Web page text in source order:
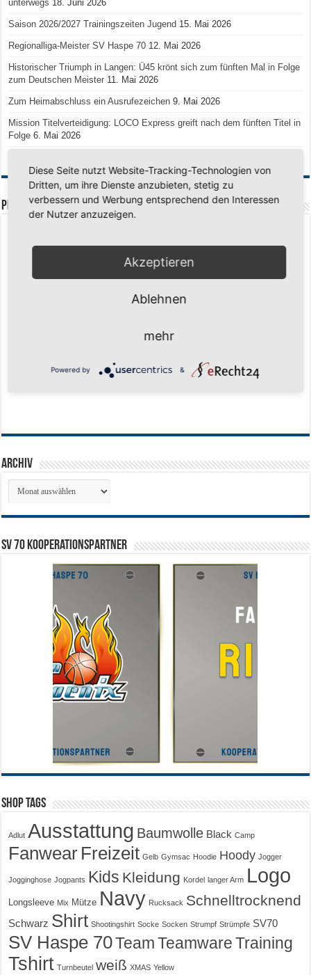
unterwegs 18. Juni 2026
Saison 2026/2027 Trainingszeiten Jugend 15. Mai 2026
Regionalliga-Meister SV Haspe 70 12. Mai 2026
Historischer Triumph in Langen: Ü45 krönt sich zum fünften Mal in Folge
zum Deutschen Meister 11. Mai 2026
Zum Heimabschluss ein Ausrufezeichen 9. Mai 2026
Mission Titelverteidigung: LOCO Express greift nach dem fünften Titel in
Folge 6. Mai 2026
PREMIUMPARTNER
Archiv
Archiv
SV 70 Kooperationspartner
Shop Tags
Adlut Ausstattung Baumwolle Black Camp
Fanwear Freizeit Gelb Gymsac Hoodie Hoody Jogger
Jogginghose Jogpants Kids Kleidung Kordel langer Arm Logo
Longsleeve Mix Mütze Navy Rucksack Schnelltrocknend
Schwarz Shirt Shootingshirt Socke Socken Strumpf Strümpfe SV70
SV Haspe 70Team Teamware Training
Tshirt Turnbeutel weiß XMAS Yellow
Diese Seite nutzt Website-Tracking-Technologien von
Dritten, um ihre Dienste anzubieten, stetig zu
verbessern und Werbung entsprechend den Interessen
der Nutzer anzuzeigen.
Akzeptieren
Ablehnen
mehr
Powered by &